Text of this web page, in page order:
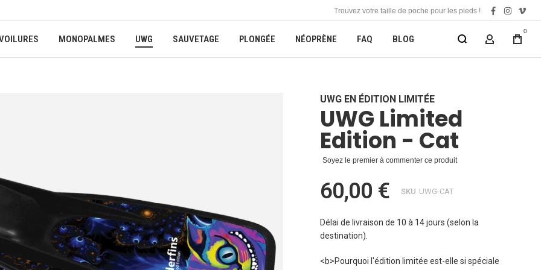
Trouvez votre taille de poche pour les pieds !
facebook
MONOPALMES UWG SAUVETAGE PLONGÉE NÉOPRÈNE FAQ BLOG MON
0
UWG EN ÉDITION LIMITÉE
UWG Limited
Edition - Cat
Soyez le premier à commenter ce produit
60,00 € SKU UWG-CAT
Délai de livraison de 10 à 14 jours (selon la
destination).
<b>Pourquoi l'édition limitée est-elle si spéciale